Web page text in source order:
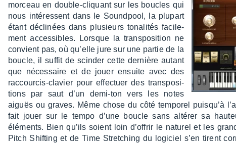
morceau en double-cliquant sur les boucles qui
nous inté­ressent dans le Sound­pool, la plupart
étant décli­nées dans plusieurs tona­li­tés faci­le­
ment acces­sibles. Lorsque la trans­po­si­tion ne
convient pas, où qu’elle jure sur une partie de la
boucle, il suffit de scin­der cette dernière autant
que néces­saire et de jouer ensuite avec des
raccour­cis-clavier pour effec­tuer des trans­po­si­
tions par saut d’un demi-ton vers les notes
aiguës ou graves. Même chose du côté tempo­rel puisqu’à
fait jouer sur le tempo d’une boucle sans alté­rer sa
éléments. Bien qu’ils soient loin d’of­frir le natu­rel et les
Pitch Shif­ting et de Time Stret­ching du logi­ciel s’en tirent